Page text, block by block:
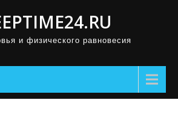
и физического равновесия